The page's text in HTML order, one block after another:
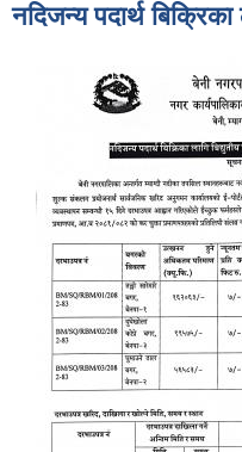
नदिजन्य पदार्थ